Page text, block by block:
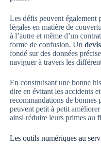
Les défis peuvent également
légales en matière de
à l’autre et même d’un
forme de confusion. Un
fondé sur des données
naviguer à travers les
En construisant une bonne
dire en évitant les accidents
recommandations de bonnes
peuvent petit à petit
ainsi réduire leurs primes au
Les outils numériques au